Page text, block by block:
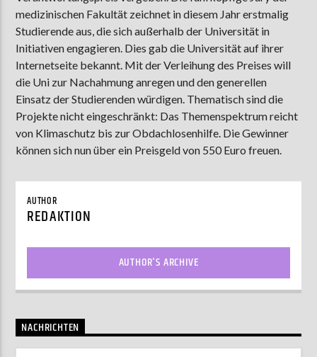
AKTUELLE SENDUNG
MOEBIUS
00:00 18:00
ZU HÖREN INMünster90,9 MHzSteinfurt103,9 MHz
medizinischen Fakultät zeichnet in diesem Jahr erstmalig
Studierende aus, die sich außerhalb der Universität in
Initiativen engagieren. Dies gab die Universität auf ihrer
Internetseite bekannt. Mit der Verleihung des Preises will
die Uni zur Nachahmung anregen und den generellen
Einsatz der Studierenden würdigen. Thematisch sind die
Projekte nicht eingeschränkt: Das Themenspektrum reicht
von Klimaschutz bis zur Obdachlosenhilfe. Die Gewinner
können sich nun über ein Preisgeld von 550 Euro freuen.
AUTHOR
REDAKTION
AUTHOR'S ARCHIVE
NACHRICHTEN